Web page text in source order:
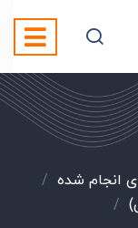
انجام شده /
/